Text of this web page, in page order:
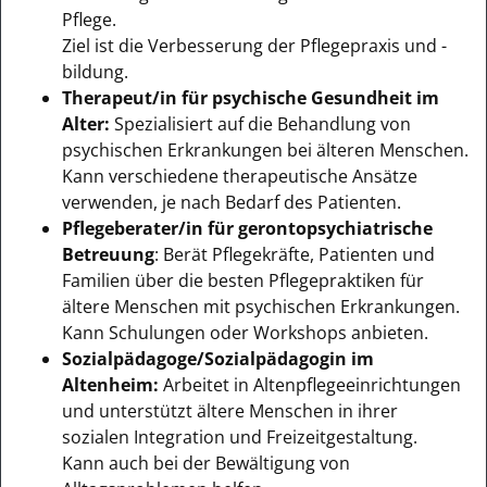
Pflege.
Ziel ist die Verbesserung der Pflegepraxis und -
bildung.
Therapeut/in für psychische Gesundheit im
Alter: Spezialisiert auf die Behandlung von
psychischen Erkrankungen bei älteren Menschen.
Kann verschiedene therapeutische Ansätze
verwenden, je nach Bedarf des Patienten.
Pflegeberater/in für gerontopsychiatrische
Betreuung: Berät Pflegekräfte, Patienten und
Familien über die besten Pflegepraktiken für
ältere Menschen mit psychischen Erkrankungen.
Kann Schulungen oder Workshops anbieten.
Sozialpädagoge/Sozialpädagogin im
Altenheim: Arbeitet in Altenpflegeeinrichtungen
und unterstützt ältere Menschen in ihrer
sozialen Integration und Freizeitgestaltung.
Kann auch bei der Bewältigung von